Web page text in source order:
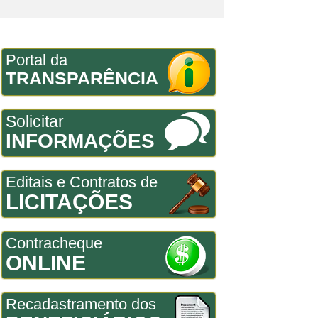
Portal da
TRANSPARÊNCIA
Solicitar
INFORMAÇÕES
Editais e Contratos de
LICITAÇÕES
Contracheque
ONLINE
Recadastramento dos